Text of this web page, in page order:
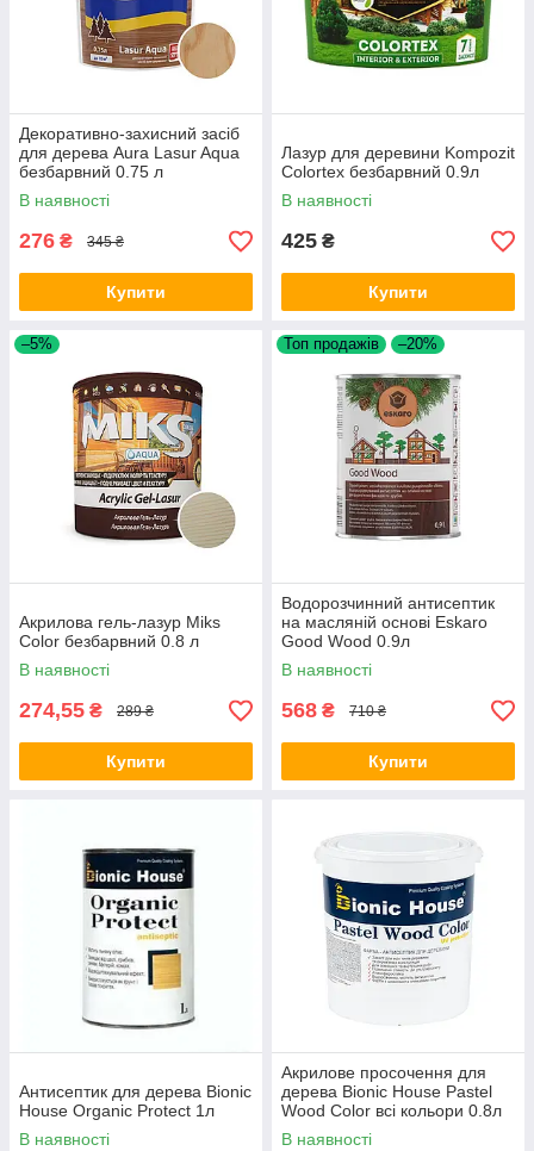
Декоративно-захисний засіб
для дерева Aura Lasur Aqua
безбарвний 0.75 л
В наявності
276 ₴ 345 ₴
Купити
Лазур для деревини Kompozit
Colortex безбарвний 0.9л
В наявності
425 ₴
Купити
–5%
Акрилова гель-лазур Miks
Color безбарвний 0.8 л
В наявності
274,55 ₴ 289 ₴
Купити
Топ продажів –20%
Водорозчинний антисептик
на масляній основі Eskaro
Good Wood 0.9л
В наявності
568 ₴ 710 ₴
Купити
Антисептик для дерева Bionic
House Organic Protect 1л
В наявності
Акрилове просочення для
дерева Bionic House Pastel
Wood Color всі кольори 0.8л
В наявності